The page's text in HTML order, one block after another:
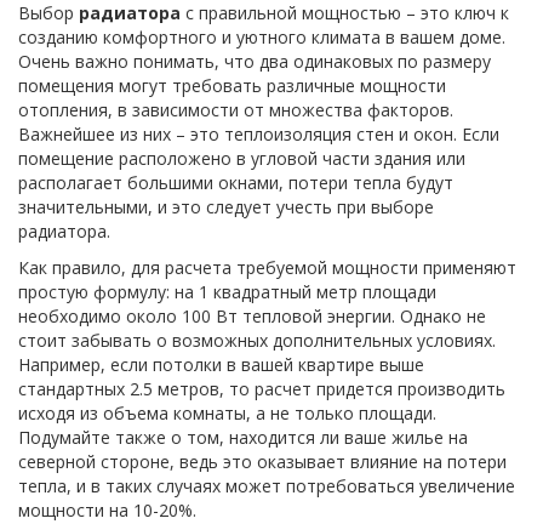
Выбор радиатора с правильной мощностью – это ключ к
созданию комфортного и уютного климата в вашем доме.
Очень важно понимать, что два одинаковых по размеру
помещения могут требовать различные мощности
отопления, в зависимости от множества факторов.
Важнейшее из них – это теплоизоляция стен и окон. Если
помещение расположено в угловой части здания или
располагает большими окнами, потери тепла будут
значительными, и это следует учесть при выборе
радиатора.
Как правило, для расчета требуемой мощности применяют
простую формулу: на 1 квадратный метр площади
необходимо около 100 Вт тепловой энергии. Однако не
стоит забывать о возможных дополнительных условиях.
Например, если потолки в вашей квартире выше
стандартных 2.5 метров, то расчет придется производить
исходя из объема комнаты, а не только площади.
Подумайте также о том, находится ли ваше жилье на
северной стороне, ведь это оказывает влияние на потери
тепла, и в таких случаях может потребоваться увеличение
мощности на 10-20%.